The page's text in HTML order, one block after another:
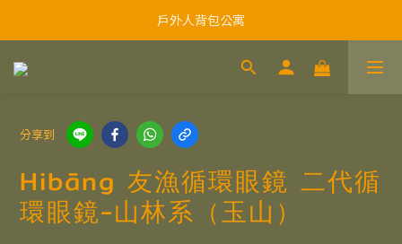
戶外人背包公寓
分享到
Hibāng 友漁循環眼鏡 二代循
環眼鏡-山林系（玉山）